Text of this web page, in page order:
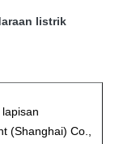
listrik
(Shanghai) Co.,